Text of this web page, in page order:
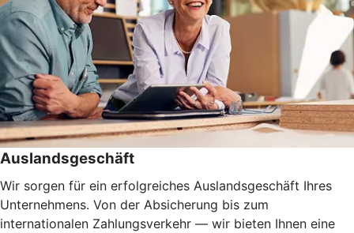
Auslandsgeschäft
Wir sorgen für ein erfolgreiches Auslandsgeschäft Ihres
Unternehmens. Von der Absicherung bis zum
internationalen Zahlungsverkehr — wir bieten Ihnen eine